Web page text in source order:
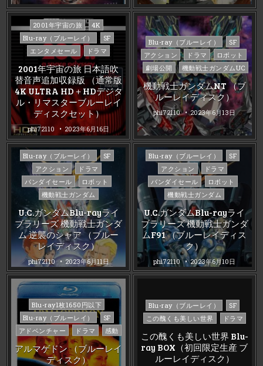
Posted
in
2001年宇宙の旅
4K
Blu-ray（ブルーレイ）
SF
エンタメセール
ドラマ
2001年宇宙の旅 日本語吹
替音声追加収録版 （通常版
4K ULTRA HD＋HDデジタ
ル・リマスターブルーレイ
ディスクセット）
phi72110 2023年6月16日
Posted
in
Blu-ray（ブルーレイ）
SF
アクション
ドラマ
ロボット
劇場公開
機動戦士ガンダムUC
機動戦士ガンダムNT （ブ
ルーレイディスク）
phi72110 2023年6月13日
Posted
Blu-ray（ブルーレイ）
SF
アクション
ドラマ
バンダイセール
ロボット
機動戦士ガンダム
U.C.ガンダムBlu-rayライ
ブラリーズ 機動戦士ガンダ
ム 逆襲のシャア （ブルー
レイディスク）
phi72110 2023年6月11日
Posted
Blu-ray（ブルーレイ）
SF
アクション
ドラマ
バンダイセール
ロボット
機動戦士ガンダム
U.C.ガンダムBlu-rayライ
ブラリーズ 機動戦士ガンダ
ムF91 （ブルーレイディス
ク）
phi72110 2023年6月10日
Posted
in
Blu-ray1枚1650円以下
Blu-ray（ブルーレイ）
SF
アドベンチャー
ドラマ 感動
アルマゲドン （ブルーレイ
ディスク）
Posted
in
Blu-ray（ブルーレイ）
SF
この醜くも美しい世界
ドラマ
この醜くも美しい世界 Blu-
ray BOX（初回限定生産 ブ
ルーレイディスク）